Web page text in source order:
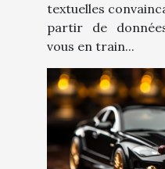
textuelles
partir de
vous en train...